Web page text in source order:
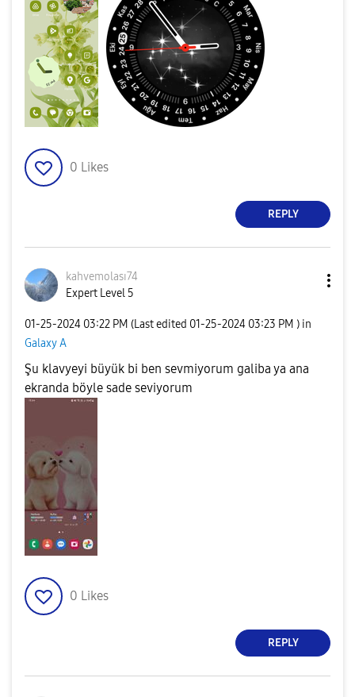
0 Likes
REPLY
kahvemolası74
Expert Level 5
‎01-25-2024 03:22 PM (Last edited ‎01-25-2024 03:23 PM ) in
Galaxy A
Şu klavyeyi büyük bi ben sevmiyorum galiba ya ana
ekranda böyle sade seviyorum
0 Likes
REPLY